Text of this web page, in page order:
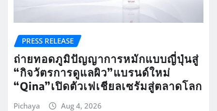
PRESS RELEASE
ถ่ายทอดภูมิปัญญาการหมักแบบญี่ปุ่นสู่
“กิจวัตรการดูแลผิว”แบรนด์ใหม่
“Qina”เปิดตัวเฟเชียลเซรัมสู่ตลาดโลก
Pichaya Aug 4, 2026